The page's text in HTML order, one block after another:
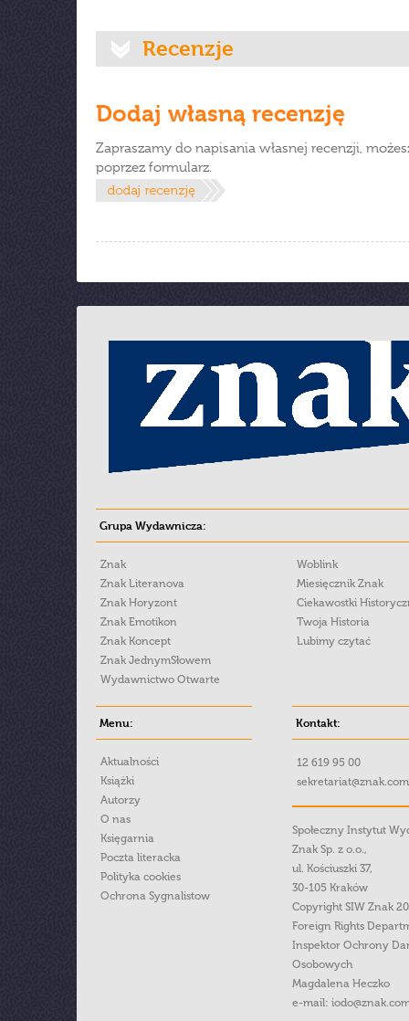
Recenzje
Dodaj własną recenzję
Zapraszamy do napisania własnej recenzji,
poprzez formularz.
Grupa Wydawnicza:
Znak
Znak Literanova
Znak Horyzont
Znak Emotikon
Znak Koncept
Znak JednymSłowem
Wydawnictwo Otwarte
Woblink
Miesięcznik Znak
Ciekawostki
Twoja Historia
Lubimy czytać
Menu:
Aktualności
Książki
Autorzy
O nas
Księgarnia
Poczta literacka
Polityka cookies
Ochrona Sygnalistow
Kontakt:
12 619 95 00
Społeczny Instytut
Znak Sp. z o.o.,
ul. Kościuszki 37,
30-105 Kraków
Copyright SIW Znak
Foreign Rights
Inspektor Ochrony
Osobowych
Magdalena Heczko
e-mail: